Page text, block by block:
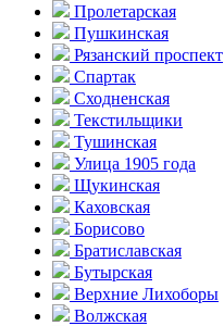
Пролетарская
Пушкинская
Рязанский проспект
Спартак
Сходненская
Текстильщики
Тушинская
Улица 1905 года
Щукинская
Каховская
Борисово
Братиславская
Бутырская
Верхние Лихоборы
Волжская